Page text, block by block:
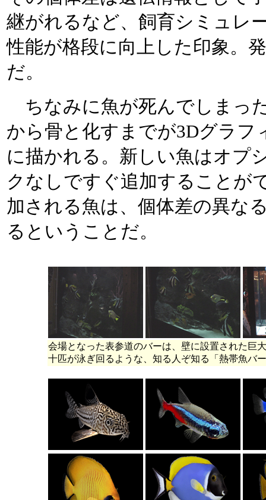
継がれるなど、飼育シミュレ
性能が格段に向上した印象。
だ。
ちなみに魚が死んでしまっ
から骨と化すまでが3Dグラフ
に描かれる。新しい魚はオプ
クなしですぐ追加することが
加される魚は、個体差の異な
るということだ。
会場となった表参道のバーは、壁に設置された巨
十匹が泳ぎ回るような、知る人ぞ知る「熱帯魚バ